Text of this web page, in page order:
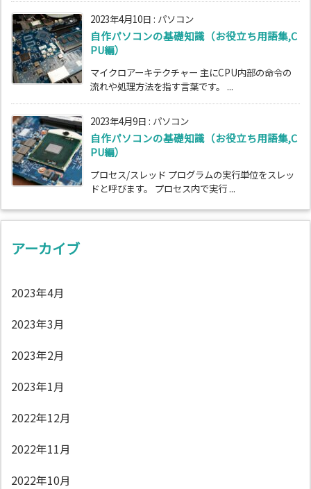
2023年4月10日 : パソコン
自作パソコンの基礎知識（お役立ち用語集,C
PU編）
マイクロアーキテクチャー 主にCPU内部の命令の
流れや処理方法を指す言葉です。 ...
2023年4月9日 : パソコン
自作パソコンの基礎知識（お役立ち用語集,C
PU編）
プロセス/スレッド プログラムの実行単位をスレッ
ドと呼びます。 プロセス内で実行 ...
アーカイブ
2023年4月
2023年3月
2023年2月
2023年1月
2022年12月
2022年11月
2022年10月